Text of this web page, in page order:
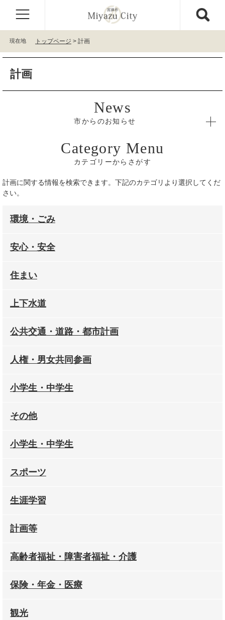
頭
。
飛
て
現在地 トップページ > 計画
計画
市からのお知らせ
カテゴリーからさがす
計画に関する情報を検索できます。下記のカテゴリより選択してくだ
さい。
環境・ごみ
安心・安全
住まい
上下水道
公共交通・道路・都市計画
人権・男女共同参画
小学生・中学生
その他
小学生・中学生
スポーツ
生涯学習
計画等
高齢者福祉・障害者福祉・介護
保険・年金・医療
観光